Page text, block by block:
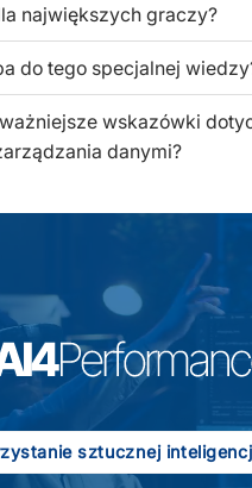
największych graczy?
do tego specjalnej
wskazówki
danymi?
sztucznej